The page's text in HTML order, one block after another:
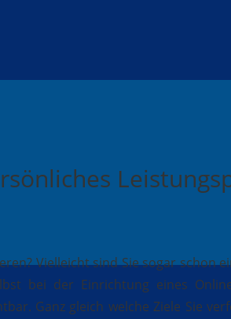
Vielleicht sind Sie sogar schon
bei der Einrichtung eines
Ganz gleich welche Ziele Sie